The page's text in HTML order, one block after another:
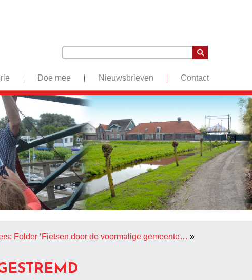
Doe mee Nieuwsbrieven Contact
Folder ‘Fietsen door de voormalige gemeente… »